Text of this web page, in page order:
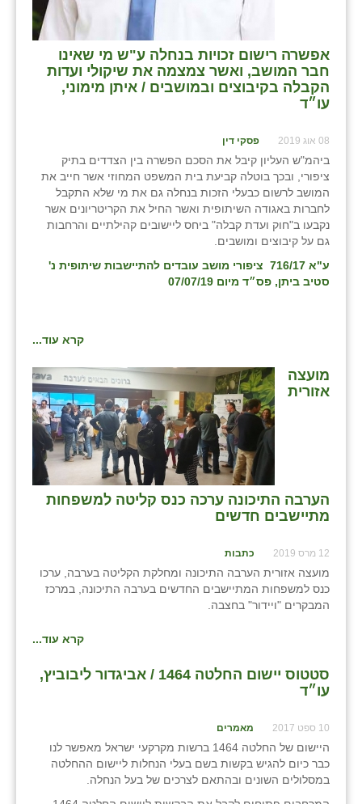
אפשרה רישום זכויות בנחלה ע"ש מי שאינו
חבר המושב, ואשר צמצמה את שיקולי ועדות
הקבלה בקיבוצים ובמושבים / איתן מימוני,
עו״ד
08 אוג 2019 פסקי דין
ביהמ"ש העליון קיבל את הסכם הפשרה בין הצדדים בתיק
ציפורי, ובכך בוטלה קביעת בית המשפט המחוזי אשר חייב את
המושב לרשום כבעלי הזכות בנחלה גם את מי שלא התקבל
לחברות באגודה השיתופית ואשר החיל את הקריטריונים אשר
נקבעו ב"חוק ועדת קבלה" ביחס ליישובים קהילתיים והרחבות
גם על קיבוצים ומושבים.
ע"א 716/17 ציפורי מושב עובדים להתיישבות שיתופית נ'
סטיב ביתן, פס״ד מיום 07/07/19
קרא עוד...
מועצה
אזורית
הערבה התיכונה ערכה כנס קליטה למשפחות
מתיישבים חדשים
12 מרס 2019 כתבות
מועצה אזורית הערבה התיכונה ומחלקת הקליטה בערבה, ערכו
כנס למשפחות המתיישבים החדשים בערבה התיכונה, במרכז
המבקרים "ויידור" בחצבה.
קרא עוד...
סטטוס יישום החלטה 1464 / אביגדור ליבוביץ,
עו״ד
10 ספט 2017 מאמרים
היישום של החלטה 1464 ברשות מקרקעי ישראל מאפשר לנו
כבר כיום להגיש בקשות בשם בעלי הנחלות ליישום ההחלטה
במסלולים השונים ובהתאם לצרכים של בעל הנחלה.